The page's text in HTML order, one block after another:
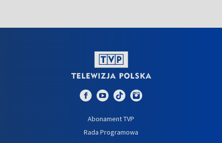
Abonament TVP
Rada Programowa